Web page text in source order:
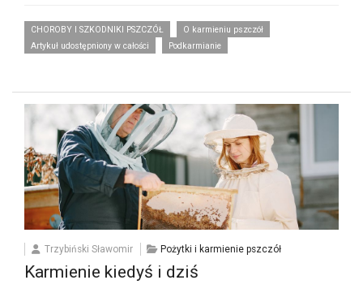
CHOROBY I SZKODNIKI PSZCZÓŁ
O karmieniu pszczół
Artykuł udostępniony w całości
Podkarmianie
Trzybiński Sławomir Pożytki i karmienie pszczół
Karmienie kiedyś i dziś